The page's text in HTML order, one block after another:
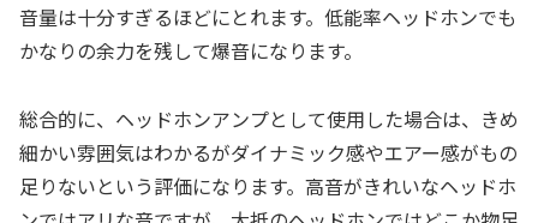
音量は十分すぎるほどにとれます。低能率ヘッドホンでも
かなりの余力を残して爆音になります。
総合的に、ヘッドホンアンプとして使用した場合は、きめ
細かい雰囲気はわかるがダイナミック感やエアー感がもの
足りないという評価になります。高音がきれいなヘッドホ